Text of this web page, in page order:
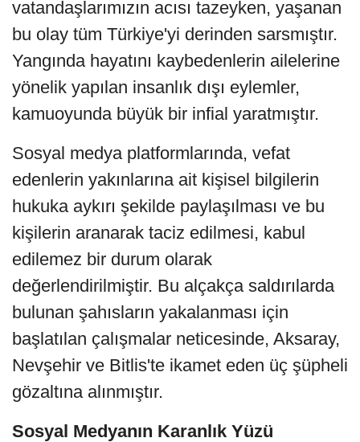
vatandaşlarımızın acısı tazeyken, yaşanan
bu olay tüm Türkiye'yi derinden sarsmıştır.
Yangında hayatını kaybedenlerin ailelerine
yönelik yapılan insanlık dışı eylemler,
kamuoyunda büyük bir infial yaratmıştır.
Sosyal medya platformlarında, vefat
edenlerin yakınlarına ait kişisel bilgilerin
hukuka aykırı şekilde paylaşılması ve bu
kişilerin aranarak taciz edilmesi, kabul
edilemez bir durum olarak
değerlendirilmiştir. Bu alçakça saldırılarda
bulunan şahısların yakalanması için
başlatılan çalışmalar neticesinde, Aksaray,
Nevşehir ve Bitlis'te ikamet eden üç şüpheli
gözaltına alınmıştır.
Sosyal Medyanın Karanlık Yüzü